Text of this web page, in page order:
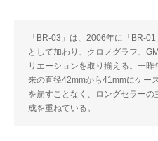
「BR-03」は、2006年に「BR-
として加わり、クロノグラフ、
リエーションを取り揃える。一
来の直径42mmから41mmにケー
を崩すことなく、ロングセラー
成を重ねている。